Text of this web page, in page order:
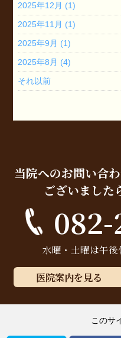
2025年12月 (1)
2025年11月 (1)
2025年9月 (1)
2025年8月 (4)
それ以前
当院へのお問い合
ございました
水曜・土曜は午
医院案内を見る
このサ